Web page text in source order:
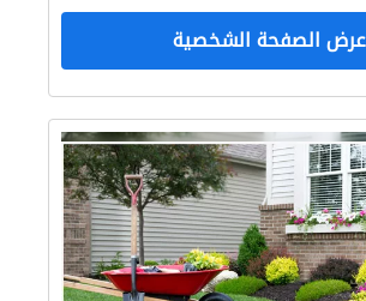
عرض الصفحة الشخصية